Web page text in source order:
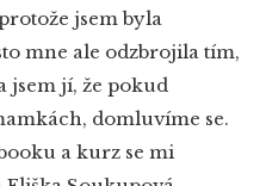
jsem byla
mne ale odzbrojila tím,
jsem jí, že pokud
domluvíme se.
a kurz se mi